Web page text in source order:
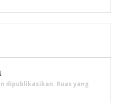
dipublikasikan. Ruas yang